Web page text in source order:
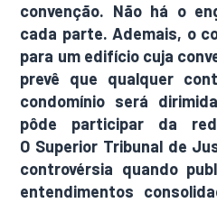
convenção. Não há o
cada parte. Ademais, o
para um edifício cuja
prevê que qualquer
condomínio será
pôde participar da
O Superior Tribunal de
controvérsia quando
entendimentos